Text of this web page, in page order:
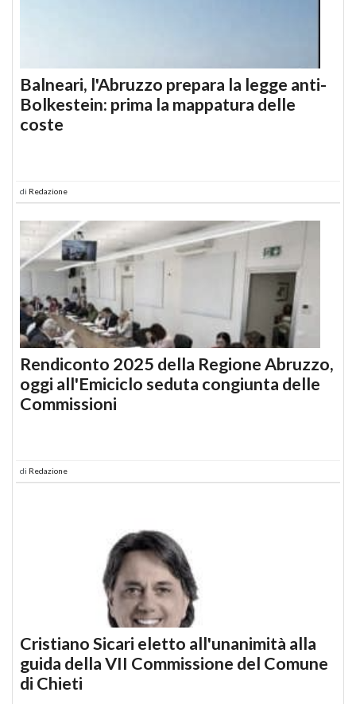
Balneari, l'Abruzzo prepara la legge anti-
Bolkestein: prima la mappatura delle
coste
di Redazione
Rendiconto 2025 della Regione Abruzzo,
oggi all'Emiciclo seduta congiunta delle
Commissioni
di Redazione
Cristiano Sicari eletto all'unanimità alla
guida della VII Commissione del Comune
di Chieti